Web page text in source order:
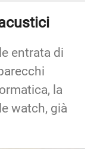
entrata di
la
watch, già